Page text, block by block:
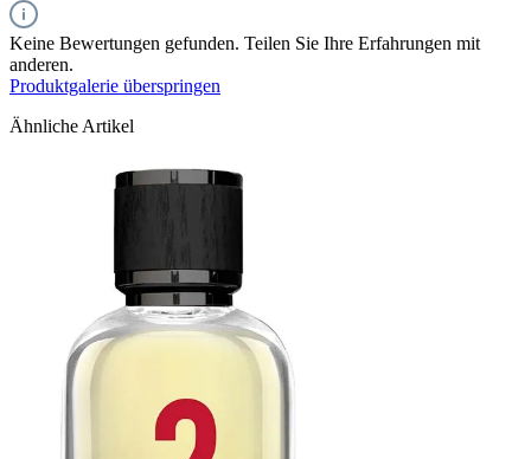
Keine Bewertungen gefunden. Teilen Sie Ihre Erfahrungen mit
anderen.
Produktgalerie überspringen
Ähnliche Artikel